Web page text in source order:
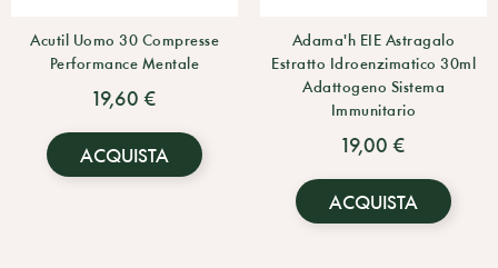
Acutil Uomo 30 Compresse
Performance Mentale
19,60 €
ACQUISTA
Adama'h EIE Astragalo
Estratto Idroenzimatico 30ml
Adattogeno Sistema
Immunitario
19,00 €
ACQUISTA